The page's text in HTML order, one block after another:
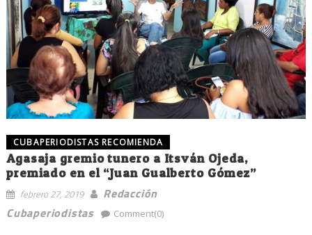
CUBAPERIODISTAS RECOMIENDA
Agasaja gremio tunero a Itsván Ojeda,
premiado en el “Juan Gualberto Gómez”
febrero 27, 2019
Redacción
Cubaperiodistas
Comment(0)